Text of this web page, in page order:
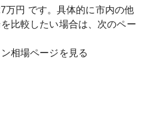
万円 です。具体的に市内の他
比較したい場合は、次のペー
相場ページを見る